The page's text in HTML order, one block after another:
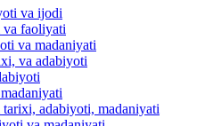
va ijodi
faoliyati
va madaniyati
va adabiyoti
adabiyoti, madaniyati